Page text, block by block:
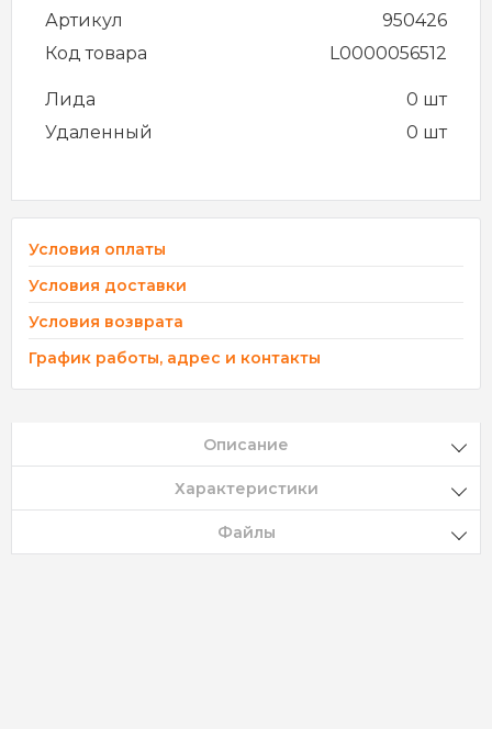
Артикул
950426
Код товара
L0000056512
Лида
0 шт
Удаленный
0 шт
Условия оплаты
Условия доставки
Условия возврата
График работы, адрес и контакты
Описание
Характеристики
Файлы